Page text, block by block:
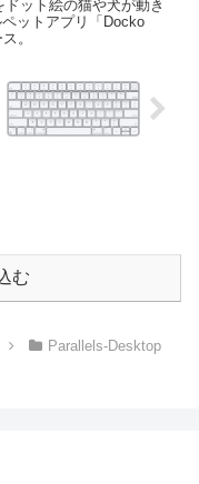
ドット絵の猫や犬が動き
ットアプリ「Docko
。
む
Parallels-Desktop